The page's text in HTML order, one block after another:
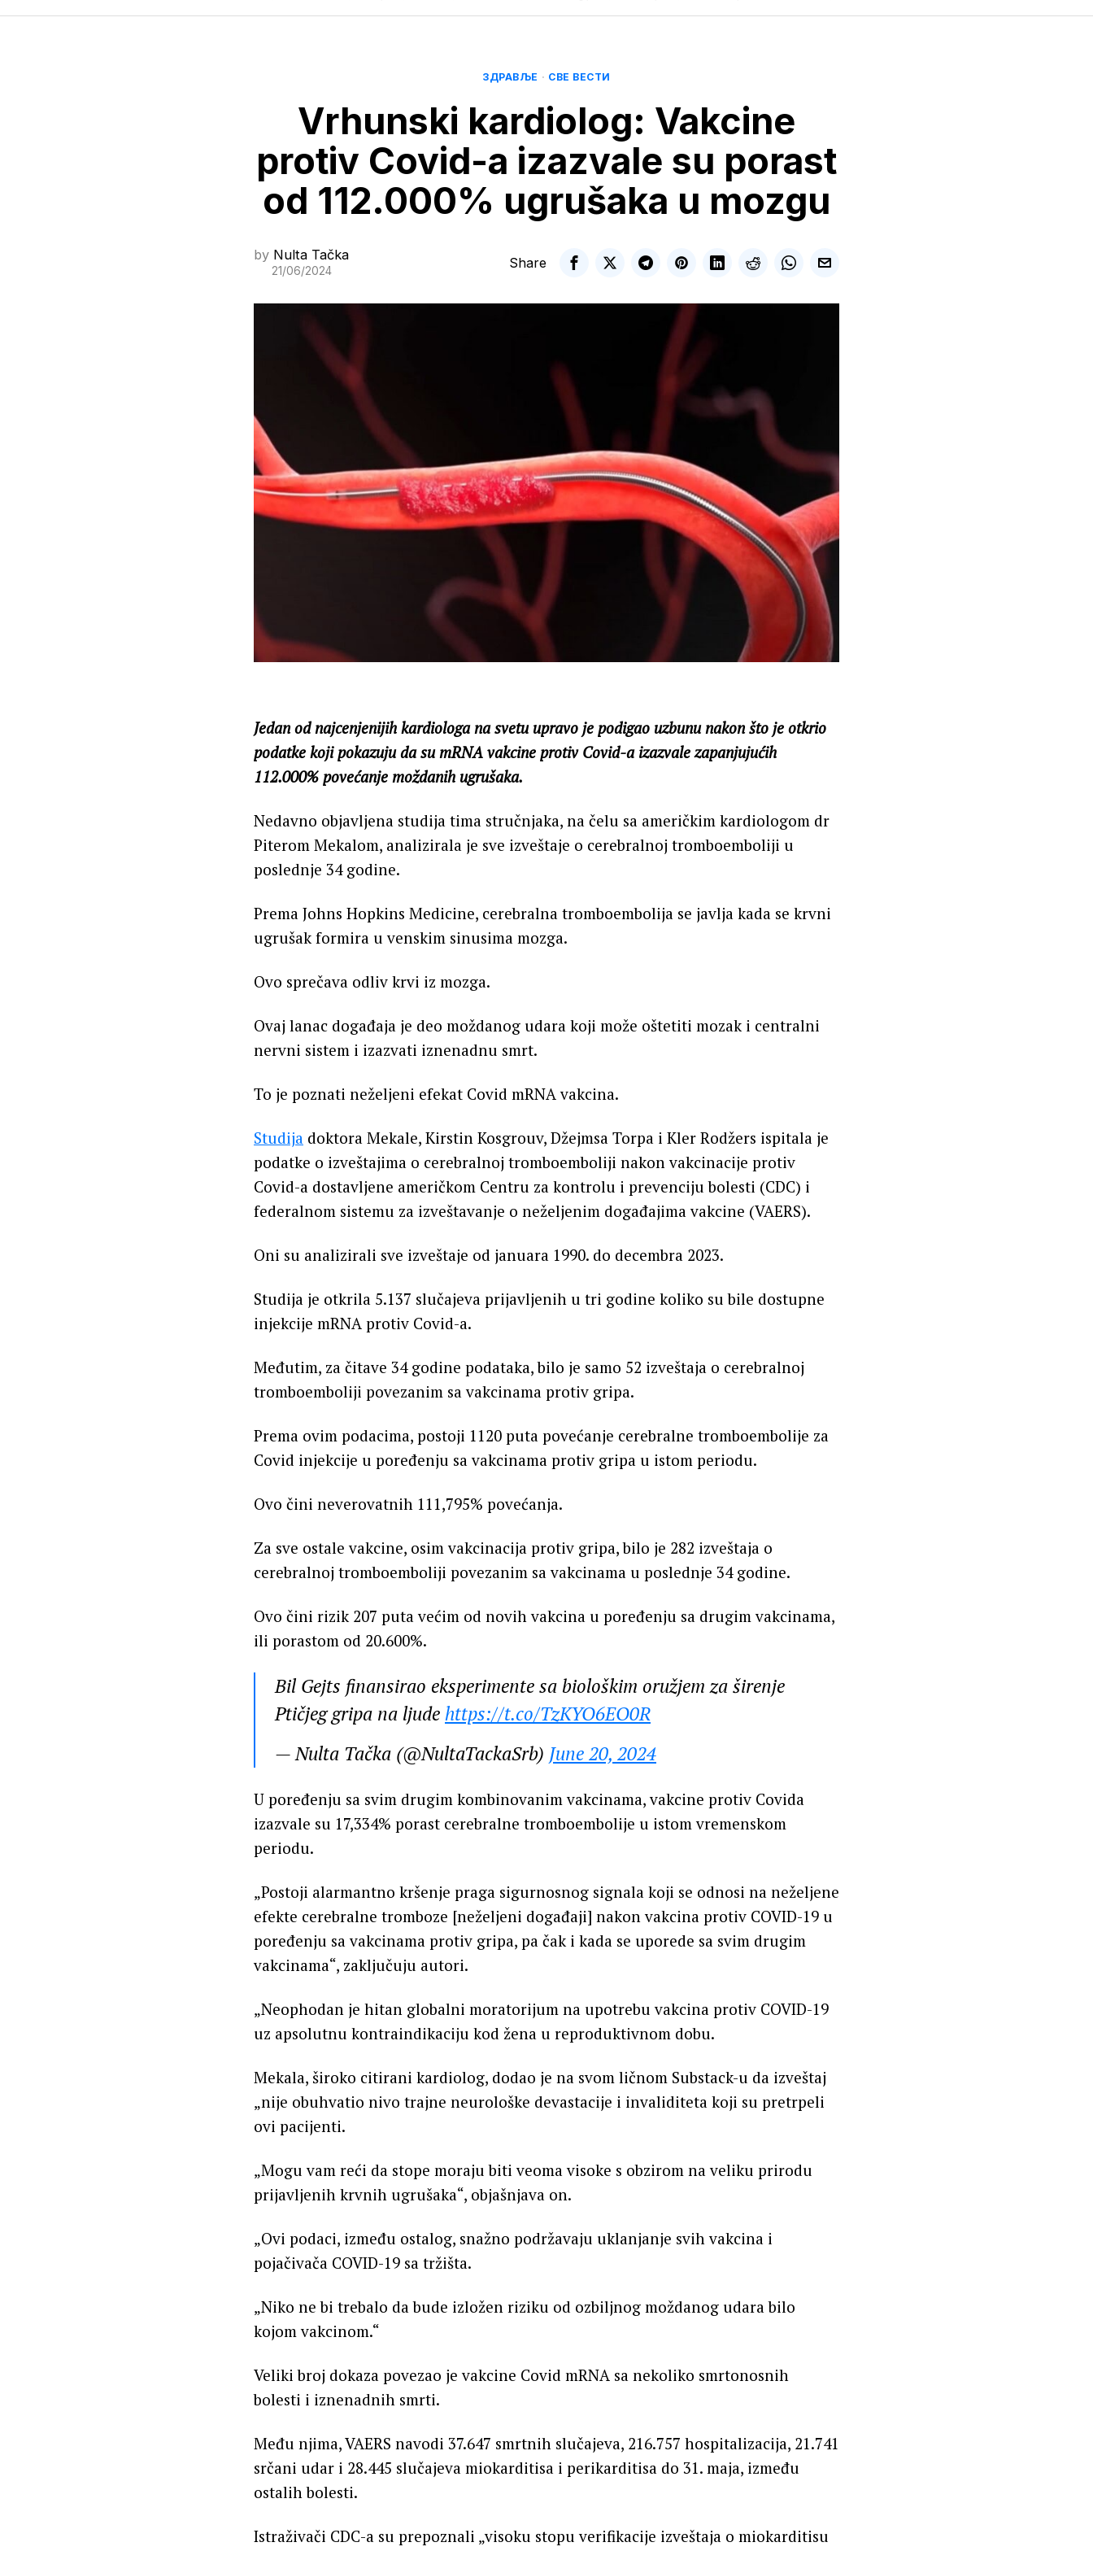
ЗДРАВЉЕ · СВЕ ВЕСТИ
Vrhunski kardiolog: Vakcine
protiv Covid-a izazvale su porast
od 112.000% ugrušaka u mozgu
by Nulta Tačka
21/06/2024
Share
Jedan od najcenjenijih kardiologa na svetu upravo je podigao uzbunu nakon što je otkrio
podatke koji pokazuju da su mRNA vakcine protiv Covid-a izazvale zapanjujućih
112.000% povećanje moždanih ugrušaka.
Nedavno objavljena studija tima stručnjaka, na čelu sa američkim kardiologom dr
Piterom Mekalom, analizirala je sve izveštaje o cerebralnoj tromboemboliji u
poslednje 34 godine.
Prema Johns Hopkins Medicine, cerebralna tromboembolija se javlja kada se krvni
ugrušak formira u venskim sinusima mozga.
Ovo sprečava odliv krvi iz mozga.
Ovaj lanac događaja je deo moždanog udara koji može oštetiti mozak i centralni
nervni sistem i izazvati iznenadnu smrt.
To je poznati neželjeni efekat Covid mRNA vakcina.
Studija doktora Mekale, Kirstin Kosgrouv, Džejmsa Torpa i Kler Rodžers ispitala je
podatke o izveštajima o cerebralnoj tromboemboliji nakon vakcinacije protiv
Covid-a dostavljene američkom Centru za kontrolu i prevenciju bolesti (CDC) i
federalnom sistemu za izveštavanje o neželjenim događajima vakcine (VAERS).
Oni su analizirali sve izveštaje od januara 1990. do decembra 2023.
Studija je otkrila 5.137 slučajeva prijavljenih u tri godine koliko su bile dostupne
injekcije mRNA protiv Covid-a.
Međutim, za čitave 34 godine podataka, bilo je samo 52 izveštaja o cerebralnoj
tromboemboliji povezanim sa vakcinama protiv gripa.
Prema ovim podacima, postoji 1120 puta povećanje cerebralne tromboembolije za
Covid injekcije u poređenju sa vakcinama protiv gripa u istom periodu.
Ovo čini neverovatnih 111,795% povećanja.
Za sve ostale vakcine, osim vakcinacija protiv gripa, bilo je 282 izveštaja o
cerebralnoj tromboemboliji povezanim sa vakcinama u poslednje 34 godine.
Ovo čini rizik 207 puta većim od novih vakcina u poređenju sa drugim vakcinama,
ili porastom od 20.600%.
Bil Gejts finansirao eksperimente sa biološkim oružjem za širenje
Ptičjeg gripa na ljudehttps://t.co/TzKYO6EO0R
— Nulta Tačka (@NultaTackaSrb) June 20, 2024
U poređenju sa svim drugim kombinovanim vakcinama, vakcine protiv Covida
izazvale su 17,334% porast cerebralne tromboembolije u istom vremenskom
periodu.
„Postoji alarmantno kršenje praga sigurnosnog signala koji se odnosi na neželjene
efekte cerebralne tromboze [neželjeni događaji] nakon vakcina protiv COVID-19 u
poređenju sa vakcinama protiv gripa, pa čak i kada se uporede sa svim drugim
vakcinama“, zaključuju autori.
„Neophodan je hitan globalni moratorijum na upotrebu vakcina protiv COVID-19
uz apsolutnu kontraindikaciju kod žena u reproduktivnom dobu.
Mekala, široko citirani kardiolog, dodao je na svom ličnom Substack-u da izveštaj
„nije obuhvatio nivo trajne neurološke devastacije i invaliditeta koji su pretrpeli
ovi pacijenti.
„Mogu vam reći da stope moraju biti veoma visoke s obzirom na veliku prirodu
prijavljenih krvnih ugrušaka“, objašnjava on.
„Ovi podaci, između ostalog, snažno podržavaju uklanjanje svih vakcina i
pojačivača COVID-19 sa tržišta.
„Niko ne bi trebalo da bude izložen riziku od ozbiljnog moždanog udara bilo
kojom vakcinom.“
Veliki broj dokaza povezao je vakcine Covid mRNA sa nekoliko smrtonosnih
bolesti i iznenadnih smrti.
Među njima, VAERS navodi 37.647 smrtnih slučajeva, 216.757 hospitalizacija, 21.741
srčani udar i 28.445 slučajeva miokarditisa i perikarditisa do 31. maja, između
ostalih bolesti.
Istraživači CDC-a su prepoznali „visoku stopu verifikacije izveštaja o miokarditisu